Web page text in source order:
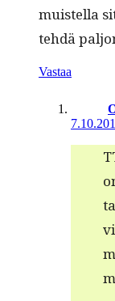
muis­tel­la
tehdä
Vastaa